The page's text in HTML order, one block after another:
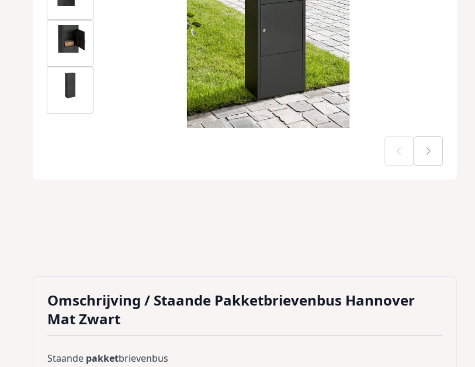
Omschrijving / Staande Pakketbrievenbus Hannover
Mat Zwart
Staande pakketbrievenbus